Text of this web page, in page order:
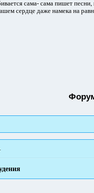
сама- сама пишет
сердце даже намека на